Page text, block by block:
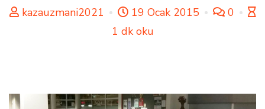
kazauzmani2021 19 Ocak 2015
0
1 dk oku